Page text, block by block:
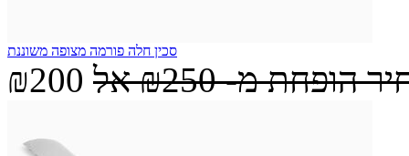
סכין חלה פורמה מצופה משוננת
₪200 הופחת מ-₪250 אל